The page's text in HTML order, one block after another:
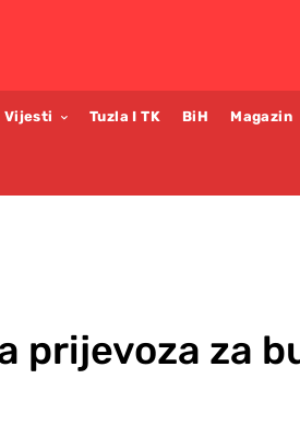
Vijesti Tuzla I TK BiH Magazin
prijevoza za